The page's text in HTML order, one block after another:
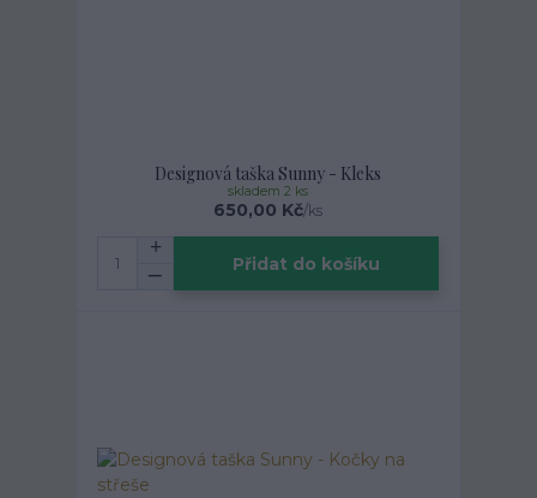
Designová taška Sunny - Kleks
650,00 Kč/ks
skladem 2 ks
Přidat do košíku